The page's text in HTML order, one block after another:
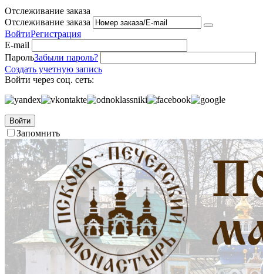
Отслеживание заказа
Отслеживание заказа
ВойтиРегистрация
E-mail
ПарольЗабыли пароль?
Создать учетную запись
Войти через соц. сеть:
Войти
Запомнить